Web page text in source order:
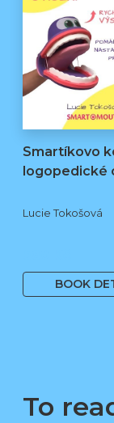
Smartíkovo
logopedické
Lucie Tokošová
BOOK
To